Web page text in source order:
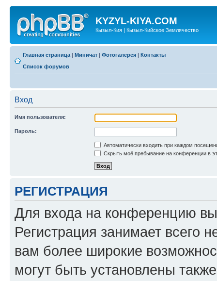
KYZYL-KIYA.COM
Кызыл-Кия | Кызыл-Кийское Землячество
Главная страница | Миничат | Фотогалерея | Контакты
Список форумов
Вход
Имя пользователя:
Пароль:
Автоматически входить при каждом
Скрыть моё пребывание на конференции в
РЕГИСТРАЦИЯ
Для входа на конференцию
Регистрация занимает всего
вам более широкие
могут быть установлены